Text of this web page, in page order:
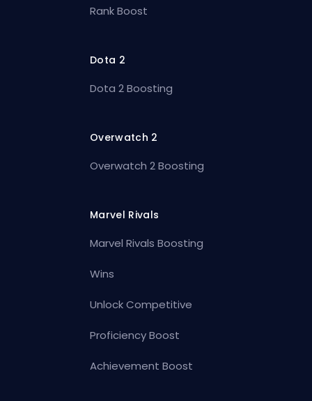
Rank Boost
Dota 2
Dota 2 Boosting
Overwatch 2
Overwatch 2 Boosting
Marvel Rivals
Marvel Rivals Boosting
Wins
Unlock Competitive
Proficiency Boost
Achievement Boost